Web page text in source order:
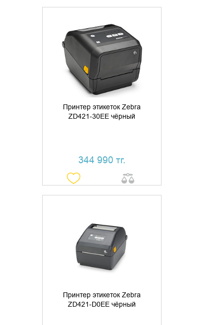
Принтер этикеток Zebra
ZD421-30EE чёрный
344 990 тг.
ДОБАВИТЬ В КОРЗИНУ
КУПИТЬ В 1 КЛИК
Принтер этикеток Zebra
ZD421-D0EE чёрный
ДОБАВИТЬ В КОРЗИНУ
КУПИТЬ В 1 КЛИК